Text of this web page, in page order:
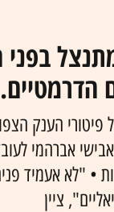
בפני
הענק
אברהמי
• "לא אעמיד
ציין